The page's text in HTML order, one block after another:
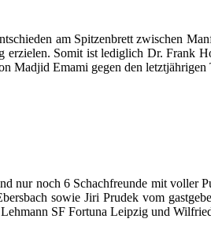
am Spitzenbrett zwischen
erzielen. Somit ist lediglich Dr. Frank
Madjid Emami gegen den
nur noch 6 Schachfreunde mit voller
sowie Jiri Prudek vom
SF Fortuna Leipzig und